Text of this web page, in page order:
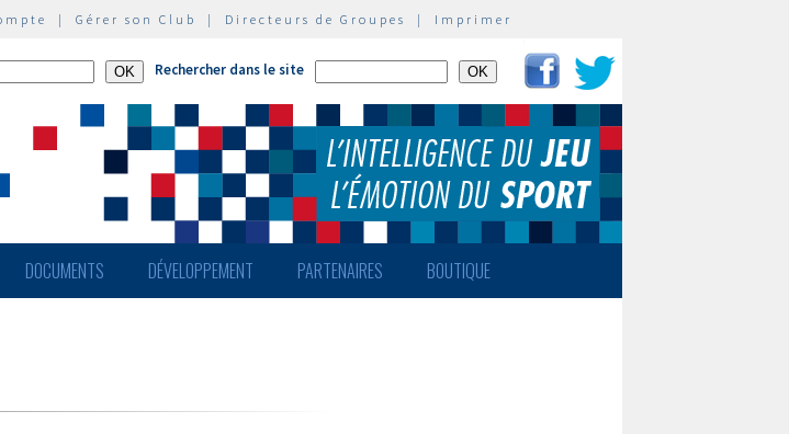
| Gérer son Club | Directeurs de Groupes | Imprimer
Rechercher dans le site
DOCUMENTS DÉVELOPPEMENT PARTENAIRES BOUTIQUE